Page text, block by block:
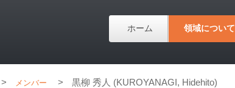
ホーム 領域について
> メンバー > 黒柳 秀人 (KUROYANAGI, Hidehito)